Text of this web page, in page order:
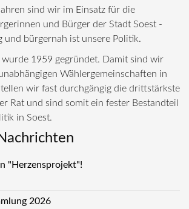
sind wir im Einsatz für die
und Bürger der Stadt Soest -
und bürgernah ist unsere Politik.
wurde 1959 gegründet. Damit sind wir
Wählergemeinschaften in
wir fast durchgängig die drittstärkste
Rat und sind somit ein fester Bestandteil
in Soest.
"Herzensprojekt"!
2026